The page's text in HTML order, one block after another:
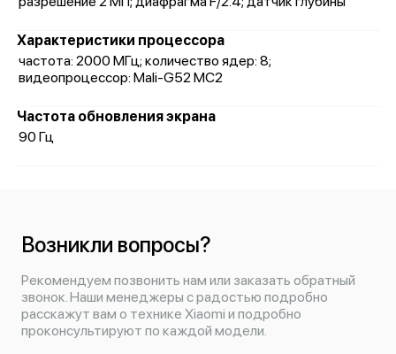
Характеристики процессора
частота: 2000 МГц; количество ядер: 8;
видеопроцессор: Mali-G52 MC2
Частота обновления экрана
90 Гц
Возникли вопросы?
Рекомендуем позвонить нам или заказать обратный
звонок. Наши менеджеры с радостью подробно
расскажут вам о технике Xiaomi и подробно
проконсультируют по каждой модели.